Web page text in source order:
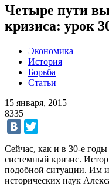
Четыре пути
кризиса: урок
Экономика
История
Борьба
Статьи
15 января, 2015
8335
Сейчас, как и в 30-е
системный кризис.
подобной ситуации. Им и
исторических наук